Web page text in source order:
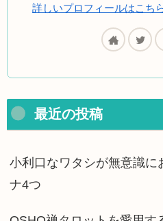
詳しいプロフィールはこち
最近の投稿
小利口なワタシが無意識に
ナ4つ